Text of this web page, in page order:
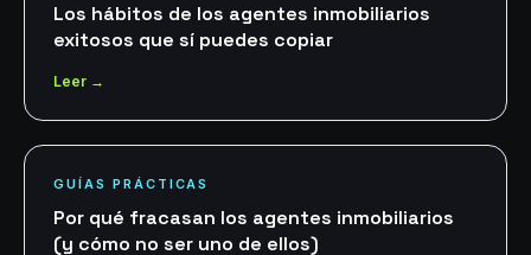
Los hábitos de los agentes inmobiliarios
exitosos que sí puedes copiar
Leer →
GUÍAS PRÁCTICAS
Por qué fracasan los agentes inmobiliarios
(y cómo no ser uno de ellos)